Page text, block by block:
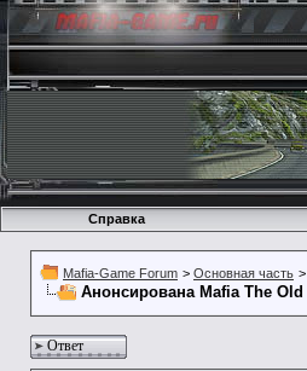
Справка
Mafia-Game Forum > Основная часть >
Анонсирована Mafia The
Ответ